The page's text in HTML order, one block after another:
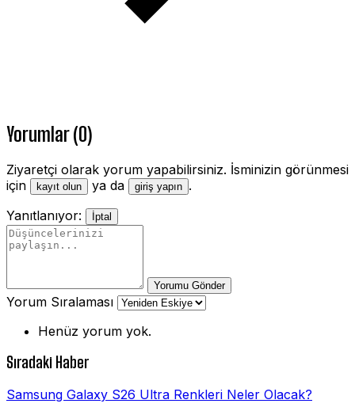
Yorumlar (0)
Ziyaretçi olarak yorum yapabilirsiniz. İsminizin görünmesi
için
kayıt olun ya da giriş yapın .
Yanıtlanıyor:
İptal
Yorumu Gönder
Yorum Sıralaması
Henüz yorum yok.
Sıradaki Haber
Samsung Galaxy S26 Ultra Renkleri Neler Olacak?